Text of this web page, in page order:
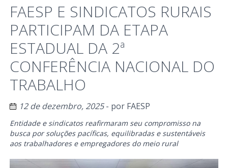
FAESP E SINDICATOS RURAIS
PARTICIPAM DA ETAPA
ESTADUAL DA 2ª
CONFERÊNCIA NACIONAL DO
TRABALHO
12 de dezembro, 2025- por FAESP
Entidade e sindicatos reafirmaram seu compromisso na
busca por soluções pacíficas, equilibradas e sustentáveis
aos trabalhadores e empregadores do meio rural